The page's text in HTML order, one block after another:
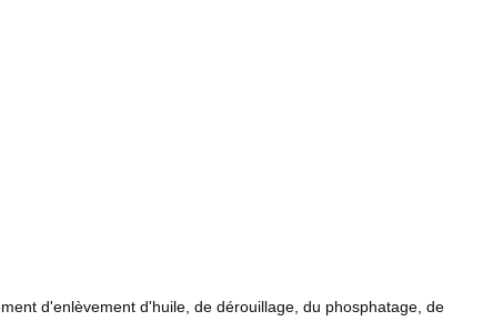
d'enlèvement d'huile, de dérouillage, du phosphatage, de